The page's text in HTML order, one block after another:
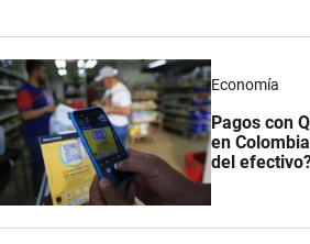
Economía
Pagos con
en
del